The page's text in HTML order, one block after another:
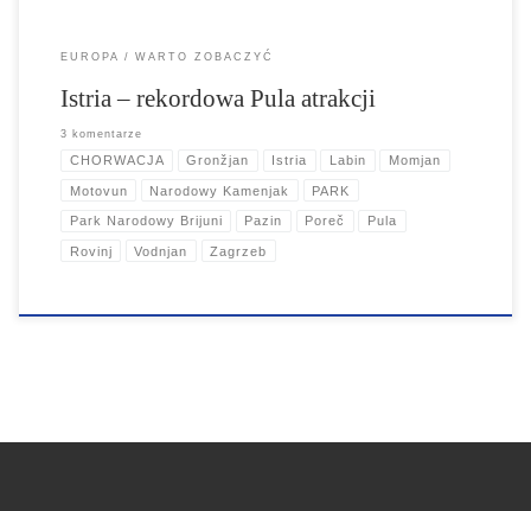
EUROPA WARTO ZOBACZYĆ
Istria – rekordowa Pula atrakcji
3 komentarze
CHORWACJA Gronžjan Istria Labin Momjan
Motovun Narodowy Kamenjak PARK
Park Narodowy Brijuni Pazin Poreč Pula
Rovinj Vodnjan Zagrzeb